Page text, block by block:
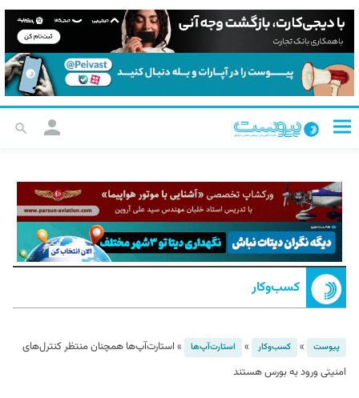
کسب‌و‌کار
پیوست » کسب‌و‌کار » استارت‌آپ‌ها » استارت‌آپ‌ها همچنان منتظر کنترل‌های
امنیتی ورود به بورس هستند